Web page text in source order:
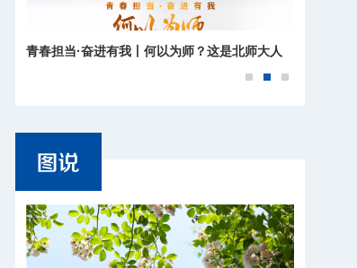
青春担当·奋进有我丨何以为师？这是北师大人